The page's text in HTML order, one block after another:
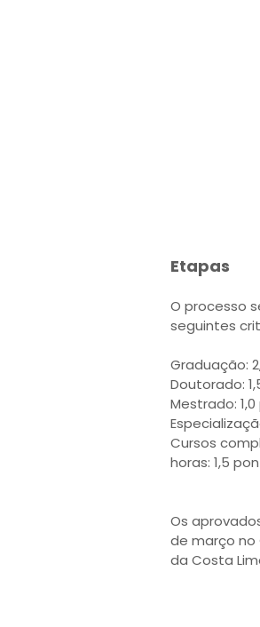
Etapas
O processo
seguintes
Graduação:
Doutorado:
Mestrado:
Cursos
horas: 1,5
Os
de março no
da Costa